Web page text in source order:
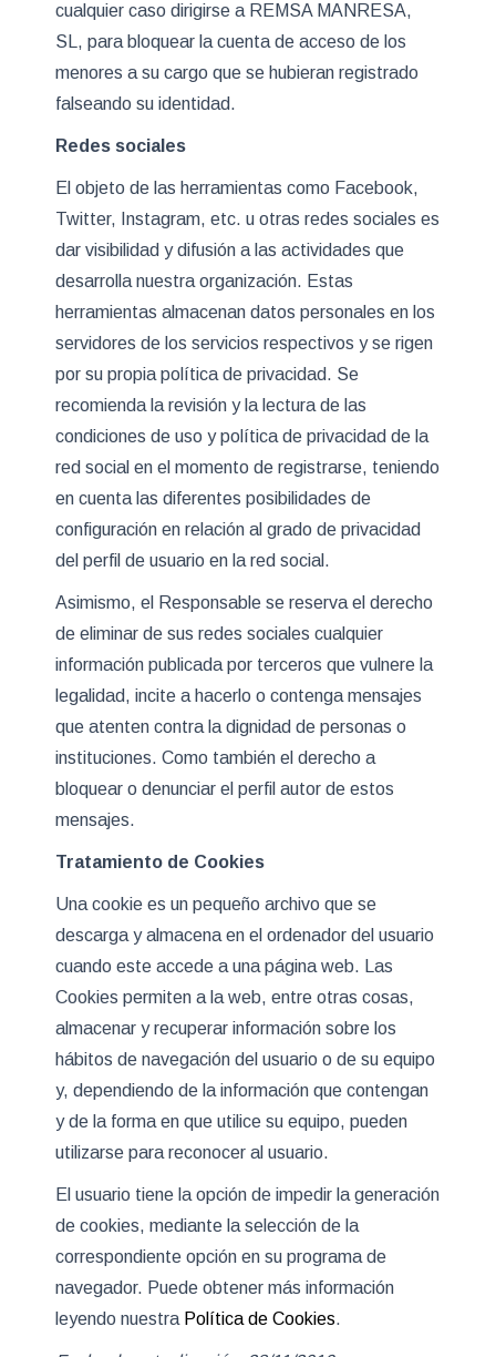
cualquier caso dirigirse a REMSA MANRESA,
SL, para bloquear la cuenta de acceso de los
menores a su cargo que se hubieran registrado
falseando su identidad.
Redes sociales
El objeto de las herramientas como Facebook,
Twitter, Instagram, etc. u otras redes sociales es
dar visibilidad y difusión a las actividades que
desarrolla nuestra organización. Estas
herramientas almacenan datos personales en los
servidores de los servicios respectivos y se rigen
por su propia política de privacidad. Se
recomienda la revisión y la lectura de las
condiciones de uso y política de privacidad de la
red social en el momento de registrarse, teniendo
en cuenta las diferentes posibilidades de
configuración en relación al grado de privacidad
del perfil de usuario en la red social.
Asimismo, el Responsable se reserva el derecho
de eliminar de sus redes sociales cualquier
información publicada por terceros que vulnere la
legalidad, incite a hacerlo o contenga mensajes
que atenten contra la dignidad de personas o
instituciones. Como también el derecho a
bloquear o denunciar el perfil autor de estos
mensajes.
Tratamiento de Cookies
Una cookie es un pequeño archivo que se
descarga y almacena en el ordenador del usuario
cuando este accede a una página web. Las
Cookies permiten a la web, entre otras cosas,
almacenar y recuperar información sobre los
hábitos de navegación del usuario o de su equipo
y, dependiendo de la información que contengan
y de la forma en que utilice su equipo, pueden
utilizarse para reconocer al usuario.
El usuario tiene la opción de impedir la generación
de cookies, mediante la selección de la
correspondiente opción en su programa de
navegador. Puede obtener más información
leyendo nuestra Política de Cookies.